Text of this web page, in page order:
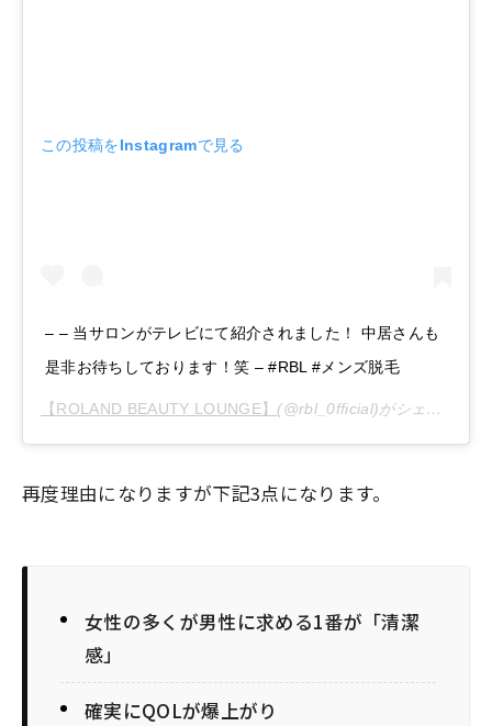
この投稿をInstagramで見る
– – 当サロンがテレビにて紹介されました！ 中居さんも
是非お待ちしております！笑 – #RBL #メンズ脱毛
【ROLAND BEAUTY LOUNGE】 (@rbl_0fficial)がシェアした投稿 –
再度理由になりますが下記3点になります。
女性の多くが男性に求める1番が「清潔
感」
確実にQOLが爆上がり